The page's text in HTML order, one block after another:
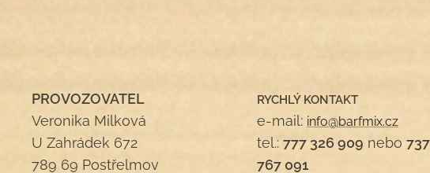
PROVOZOVATEL
Veronika Milková
U Zahrádek 672
789 69 Postřelmov
RYCHLÝ KONTAKT
e-mail: info@barfmix.cz
tel.:777 326 909 nebo737
767 091